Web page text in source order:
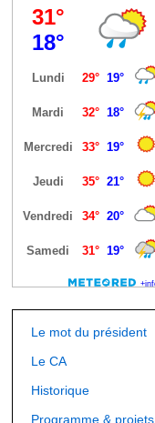
Le mot du président
Le CA
Historique
Programme & projets